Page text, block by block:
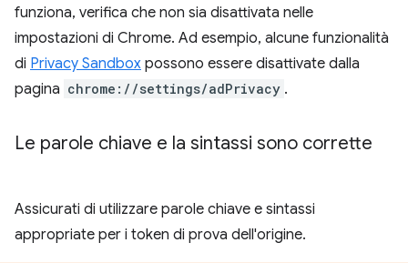
funziona, verifica che non sia disattivata nelle
impostazioni di Chrome. Ad esempio, alcune funzionalità
di Privacy Sandbox possono essere disattivate dalla
pagina chrome://settings/adPrivacy .
Le parole chiave e la sintassi sono corrette
Assicurati di utilizzare parole chiave e sintassi
appropriate per i token di prova dell'origine.